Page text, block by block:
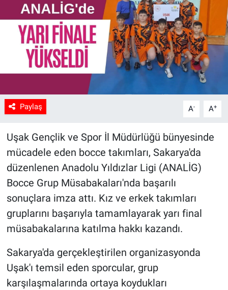
Paylaş A- A+
Uşak Gençlik ve Spor İl Müdürlüğü bünyesinde
mücadele eden bocce takımları, Sakarya'da
düzenlenen Anadolu Yıldızlar Ligi (ANALİG)
Bocce Grup Müsabakaları'nda başarılı
sonuçlara imza attı. Kız ve erkek takımları
gruplarını başarıyla tamamlayarak yarı final
müsabakalarına katılma hakkı kazandı.
Sakarya'da gerçekleştirilen organizasyonda
Uşak'ı temsil eden sporcular, grup
karşılaşmalarında ortaya koydukları
Uşak Haberleri